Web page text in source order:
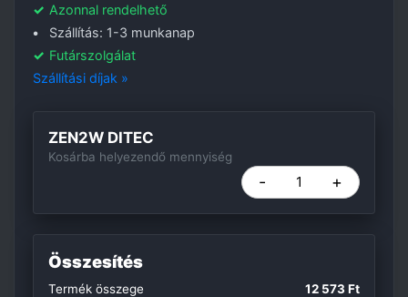
Azonnal rendelhető
Szállítás: 1-3 munkanap
Futárszolgálat
Szállítási díjak »
ZEN2W DITEC
Kosárba helyezendő mennyiség
- +
Összesítés
Termék összege 12 573 Ft